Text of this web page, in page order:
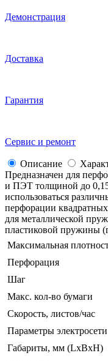
Демонстрация
Доставка
Гарантия
Сервис и ремонт
Описание
Предназначен для
и ПЭТ толщиной до
использоваться
перфорации
для металлической
пластиковой пружины
Максимальная
Перфорация
Шаг
Макс. кол-во бумаги
Скорость, листов/час
Параметры электросети
Габариты, мм (LxBxH)